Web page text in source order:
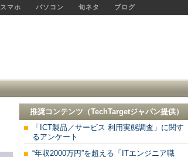
スマホ パソコン 旬ネタ ブログ
推奨コンテンツ（TechTargetジャパン提供）
「ICT製品／サービス 利用実態調査」に関す
るアンケート
“年収2000万円”を超える「ITエンジニア職